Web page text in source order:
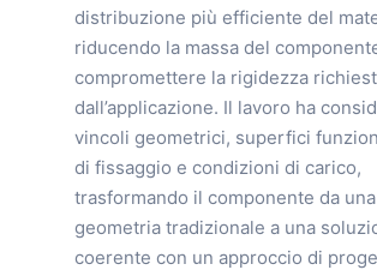
distribuzione più efficiente del
riducendo la massa del
compromettere la rigidezza
dall’applicazione. Il lavoro ha
vincoli geometrici, superfici
di fissaggio e condizioni di carico,
trasformando il componente da una
geometria tradizionale a una
coerente con un approccio di